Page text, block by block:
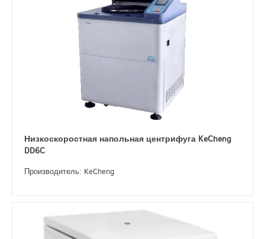
Низкоскоростная напольная центрифуга KeCheng
DD6C
Производитель: KeCheng